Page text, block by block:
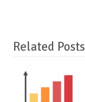
Related Posts